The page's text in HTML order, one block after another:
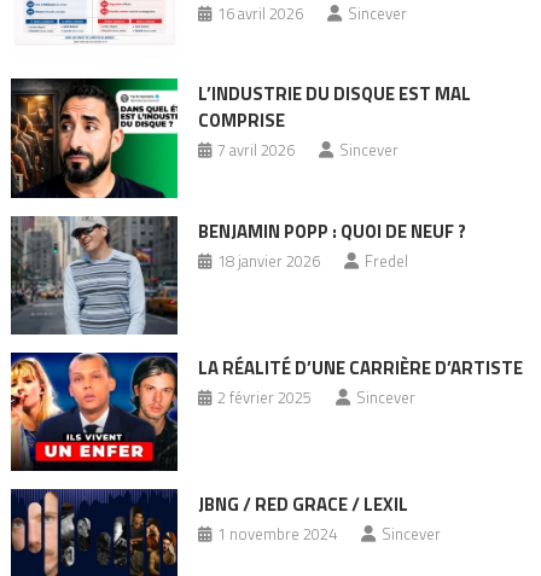
16 avril 2026 Sincever
L’INDUSTRIE DU DISQUE EST MAL
COMPRISE
7 avril 2026 Sincever
BENJAMIN POPP : QUOI DE NEUF ?
18 janvier 2026 Fredel
LA RÉALITÉ D’UNE CARRIÈRE D’ARTISTE
2 février 2025 Sincever
JBNG / RED GRACE / LEXIL
1 novembre 2024 Sincever